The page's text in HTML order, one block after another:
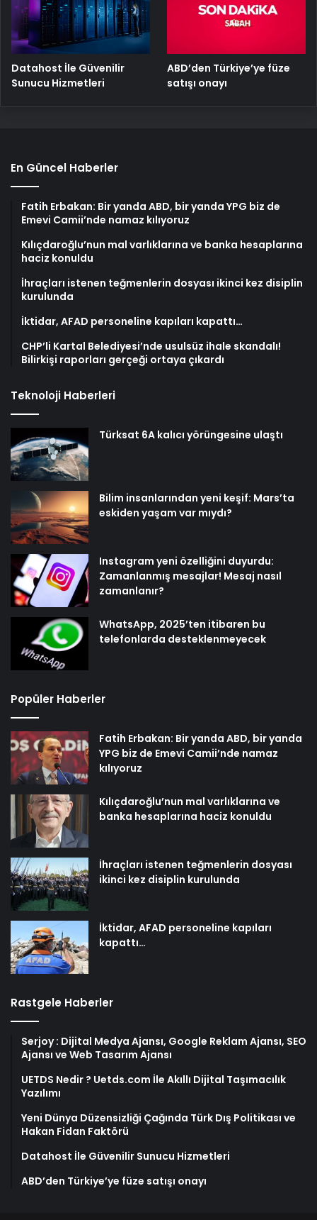
Datahost İle Güvenilir
Sunucu Hizmetleri
ABD’den Türkiye’ye füze
satışı onayı
En Güncel Haberler
Fatih Erbakan: Bir yanda ABD, bir yanda YPG biz de
Emevi Camii’nde namaz kılıyoruz
Kılıçdaroğlu’nun mal varlıklarına ve banka hesaplarına
haciz konuldu
İhraçları istenen teğmenlerin dosyası ikinci kez disiplin
kurulunda
İktidar, AFAD personeline kapıları kapattı…
CHP’li Kartal Belediyesi’nde usulsüz ihale skandalı!
Bilirkişi raporları gerçeği ortaya çıkardı
Teknoloji Haberleri
Türksat 6A kalıcı yörüngesine ulaştı
Bilim insanlarından yeni keşif: Mars’ta
eskiden yaşam var mıydı?
Instagram yeni özelliğini duyurdu:
Zamanlanmış mesajlar! Mesaj nasıl
zamanlanır?
WhatsApp, 2025’ten itibaren bu
telefonlarda desteklenmeyecek
Popüler Haberler
Fatih Erbakan: Bir yanda ABD, bir yanda
YPG biz de Emevi Camii’nde namaz
kılıyoruz
Kılıçdaroğlu’nun mal varlıklarına ve
banka hesaplarına haciz konuldu
İhraçları istenen teğmenlerin dosyası
ikinci kez disiplin kurulunda
İktidar, AFAD personeline kapıları
kapattı…
Rastgele Haberler
Serjoy : Dijital Medya Ajansı, Google Reklam Ajansı, SEO
Ajansı ve Web Tasarım Ajansı
UETDS Nedir ? Uetds.com İle Akıllı Dijital Taşımacılık
Yazılımı
Yeni Dünya Düzensizliği Çağında Türk Dış Politikası ve
Hakan Fidan Faktörü
Datahost İle Güvenilir Sunucu Hizmetleri
ABD’den Türkiye’ye füze satışı onayı